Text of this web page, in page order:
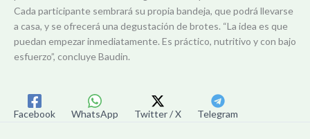
Cada participante sembrará su propia bandeja, que podrá llevarse
a casa, y se ofrecerá una degustación de brotes. “La idea es que
puedan empezar inmediatamente. Es práctico, nutritivo y con bajo
esfuerzo”, concluye Baudin.
Facebook WhatsApp Twitter / X Telegram